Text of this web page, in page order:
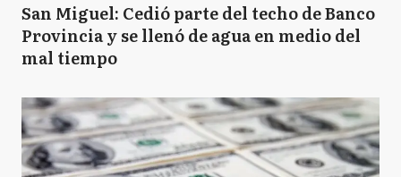
San Miguel: Cedió parte del techo de Banco
Provincia y se llenó de agua en medio del
mal tiempo